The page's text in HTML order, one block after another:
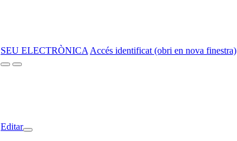
SEU ELECTRÒNICA Accés identificat (obri en nova finestra)
Editar